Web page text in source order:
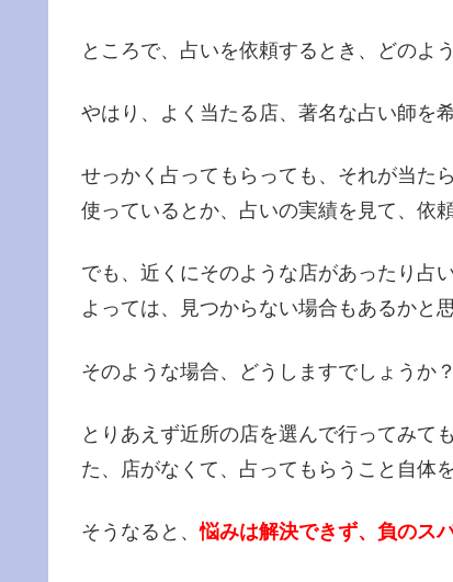
ところで、占いを依頼するとき、どのよ
やはり、よく当たる店、著名な占い師を
せっかく占ってもらっても、それが当た
使っているとか、占いの実績を見て、依
でも、近くにそのような店があったり占
よっては、見つからない場合もあるかと思
そのような場合、どうしますでしょうか？
とりあえず近所の店を選んで行ってみて
た、店がなくて、占ってもらうこと自体
そうなると、悩みは解決できず、負のス